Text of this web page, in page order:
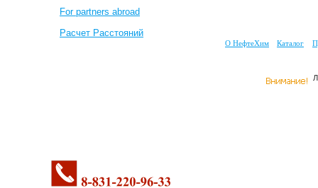
О НефтеХим Каталог
For partners abroad
Расчет Расстояний